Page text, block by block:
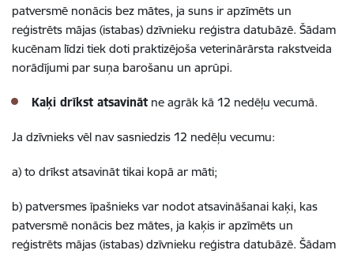
patversmē nonācis bez mātes, ja suns ir apzīmēts un
reģistrēts mājas (istabas) dzīvnieku reģistra datubāzē. Šādam
kucēnam līdzi tiek doti praktizējoša veterinārārsta rakstveida
norādījumi par suņa barošanu un aprūpi.
Kaķi drīkst atsavināt ne agrāk kā 12 nedēļu vecumā.
Ja dzīvnieks vēl nav sasniedzis 12 nedēļu vecumu:
a) to drīkst atsavināt tikai kopā ar māti;
b) patversmes īpašnieks var nodot atsavināšanai kaķi, kas
patversmē nonācis bez mātes, ja kaķis ir apzīmēts un
reģistrēts mājas (istabas) dzīvnieku reģistra datubāzē. Šādam